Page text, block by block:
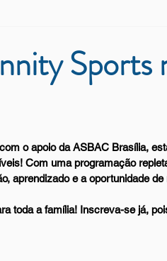
Sports
o apoio da ASBAC Brasília,
Com uma programação
aprendizado e a oportunidade de
toda a família! Inscreva-se já,